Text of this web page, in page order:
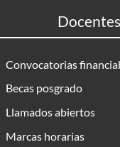
Docentes
Convocatorias
Becas posgrado
Llamados abiertos
Marcas horarias